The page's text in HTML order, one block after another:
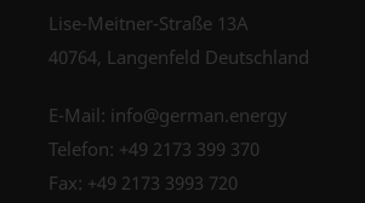
Lise-Meitner-Straße 13A
40764, Langenfeld Deutschland
E-Mail: info@german.energy
Telefon: +49 2173 399 370
Fax: +49 2173 3993 720